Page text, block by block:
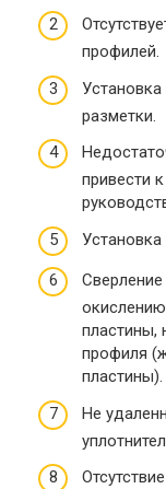
профилей.
разметки.
привести
пластины,
профиля
пластины).
Не